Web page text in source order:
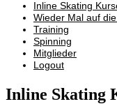
Inline Skating
Wieder Mal auf
Training
Spinning
Mitglieder
Logout
Inline Skating